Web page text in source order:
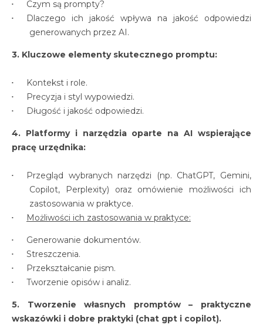
Czym są prompty?
Dlaczego ich jakość wpływa na jakość odpowiedzi
generowanych przez AI.
3. Kluczowe elementy skutecznego promptu:
Kontekst i role.
Precyzja i styl wypowiedzi.
Długość i jakość odpowiedzi.
4. Platformy i narzędzia oparte na AI wspierające
pracę urzędnika:
Przegląd wybranych narzędzi (np. ChatGPT, Gemini,
Copilot, Perplexity) oraz omówienie możliwości ich
zastosowania w praktyce.
Możliwości ich zastosowania w praktyce:
Generowanie dokumentów.
Streszczenia.
Przekształcanie pism.
Tworzenie opisów i analiz.
5. Tworzenie własnych promptów – praktyczne
wskazówki i dobre praktyki (chat gpt i copilot).